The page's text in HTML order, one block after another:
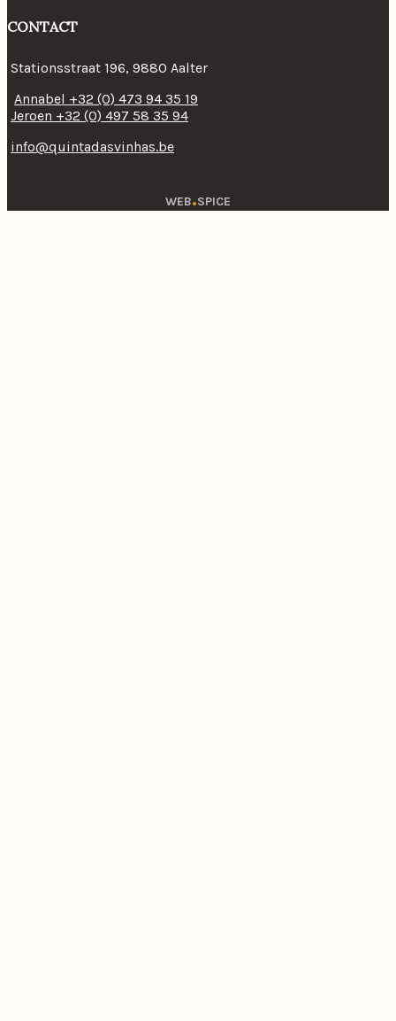
CONTACT
Stationsstraat 196, 9880 Aalter
Annabel +32 (0) 473 94 35 19
Jeroen +32 (0) 497 58 35 94
info@quintadasvinhas.be
WEB.SPICE